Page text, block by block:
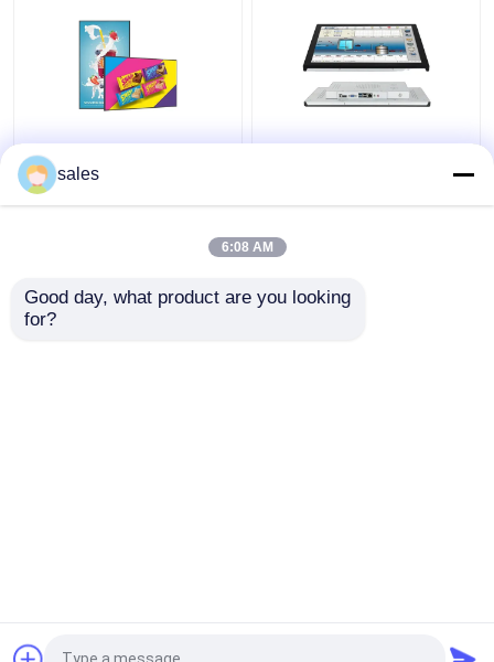
32 Zoll Kapazitiv-
Touchscreen-Monitor-
Display mit IP55 für
Monitor Display All-in-
interaktiven
Flachbildschirm
sales
6:08 AM
Good day, what product are you looking
for?